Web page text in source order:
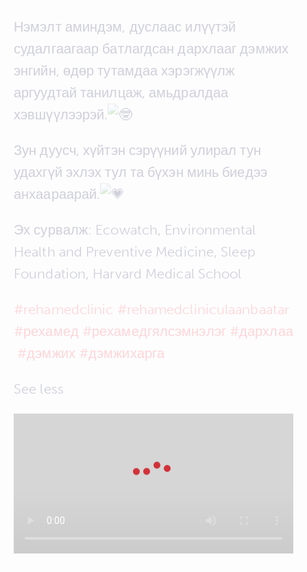
Нэмэлт аминдэм, дуслаас илүүтэй
судалгаагаар батлагдсан дархлааг дэмжих
энгийн, өдөр тутамдаа хэрэгжүүлж
аргуудтай танилцаж, амьдралдаа
хэвшүүлээрэй.
Зун дуусч, хүйтэн сэрүүний улирал тун
удахгүй эхлэх тул та бүхэн минь биедээ
анхаараарай.
Эх сурвалж: Ecowatch, Environmental
Health and Preventive Medicine, Sleep
Foundation, Harvard Medical School
#rehamedclinic #rehamedcliniculaanbaatar
#рехамед #рехамедгялсэмнэлэг #дархлаа
#дэмжих #дэмжихарга
See less